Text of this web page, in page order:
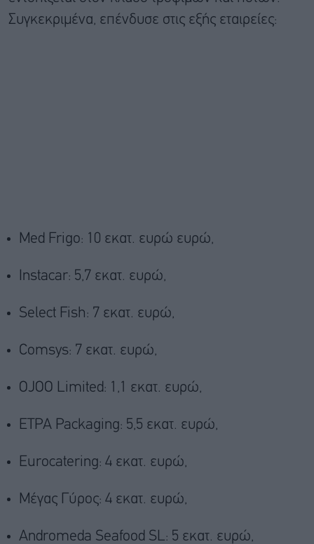
Συγκεκριμένα, επένδυσε στις εξής εταιρείες:
Med Frigo: 10 εκατ. ευρώ ευρώ,
Instacar: 5,7 εκατ. ευρώ,
Select Fish: 7 εκατ. ευρώ,
Comsys: 7 εκατ. ευρώ,
OJOO Limited: 1,1 εκατ. ευρώ,
ΕΤΡΑ Packaging: 5,5 εκατ. ευρώ,
Eurocatering: 4 εκατ. ευρώ,
Μέγας Γύρος: 4 εκατ. ευρώ,
Andromeda Seafood SL: 5 εκατ. ευρώ,